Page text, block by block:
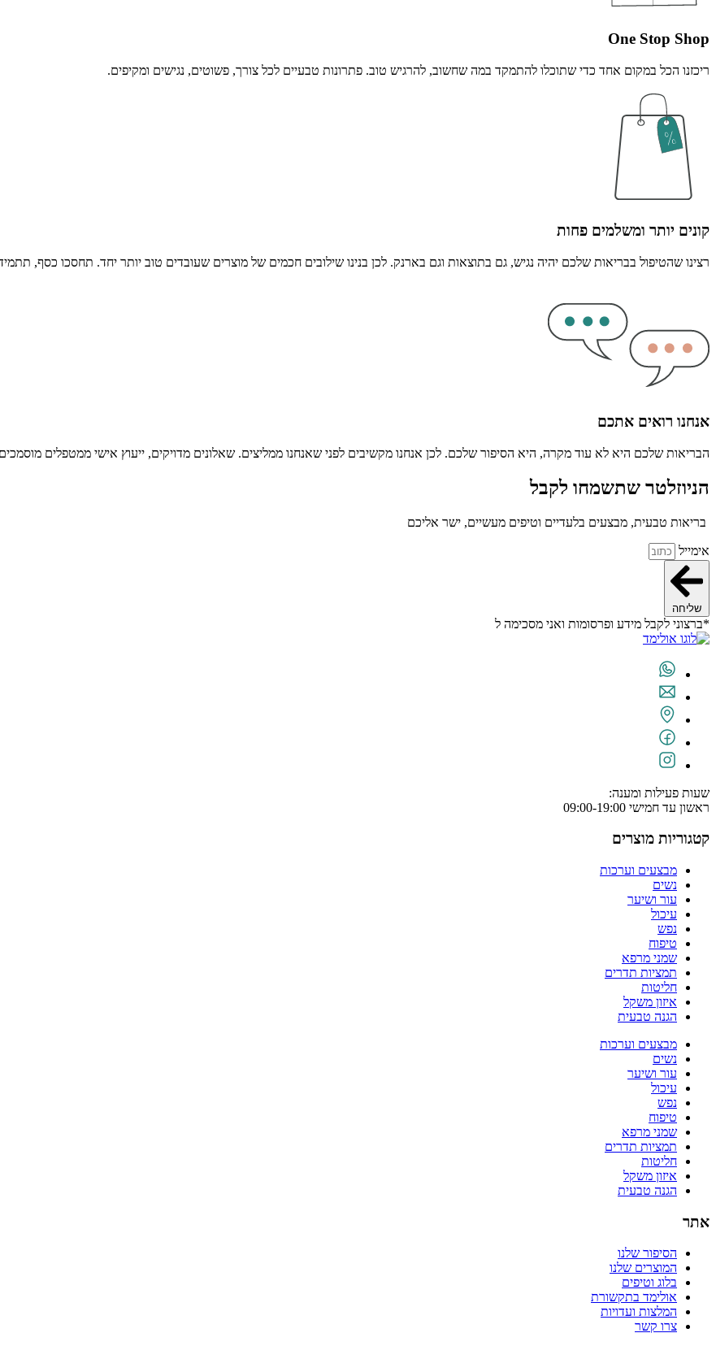
One Stop Shop
ריכזנו הכל במקום אחד כדי שתוכלו להתמקד במה שחשוב, להרגיש טוב. פתרונות טבעיים לכל צורך, פשוטים, נגישים ומקיפים.
קונים יותר ומשלמים פחות
רצינו שהטיפול בבריאות שלכם יהיה נגיש, גם בתוצאות וגם בארנק. לכן בנינו שילובים חכמים של מוצרים שעובדים טוב יותר יחד. תחסכו כסף,
אנחנו רואים אתכם
הבריאות שלכם היא לא עוד מקרה, היא הסיפור שלכם. לכן אנחנו מקשיבים לפני שאנחנו ממליצים. שאלונים מדויקים, ייעוץ אישי ממטפלים
הניוזלטר שתשמחו לקבל
בריאות טבעית, מבצעים בלעדיים וטיפים מעשיים, ישר אליכם
אימייל
שליחה
*ברצוני לקבל מידע ופרסומות ואני מסכימה ל
שעות פעילות ומענה:
ראשון עד חמישי 09:00-19:00
קטגוריות מוצרים
מבצעים וערכות
נשים
עור ושיער
עיכול
נפש
טיפוח
שמני מרפא
תמציות תדרים
חליטות
איזון משקל
הגנה טבעית
מבצעים וערכות
נשים
עור ושיער
עיכול
נפש
טיפוח
שמני מרפא
תמציות תדרים
חליטות
איזון משקל
הגנה טבעית
אתר
הסיפור שלנו
המוצרים שלנו
בלוג וטיפים
אולימד בתקשורת
המלצות ועדויות
צרו קשר